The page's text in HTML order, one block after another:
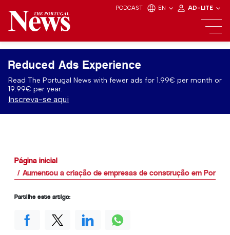
PODCAST EN AD-LITE
Reduced Ads Experience
Read The Portugal News with fewer ads for 1.99€ per month or
19.99€ per year.
Inscreva-se aqui
Página inicial
Aumentou a criação de empresas de construção em
Partilhe este artigo: